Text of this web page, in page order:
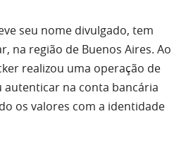
seu nome divulgado, tem
na região de Buenos Aires. Ao
realizou uma operação de
autenticar na conta bancária
os valores com a identidade